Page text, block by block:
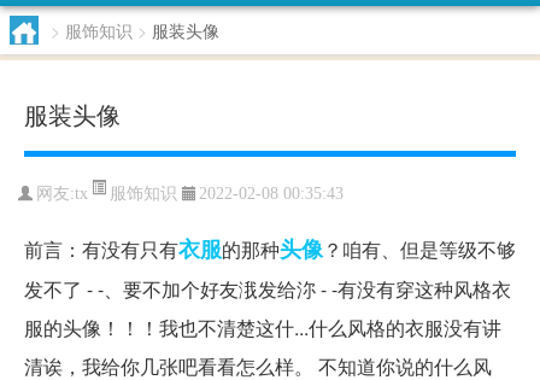
> 服饰知识 > 服装头像
服装头像
网友:tx 服饰知识 2022-02-08 00:35:43
前言：有没有只有衣服的那种头像？咱有、但是等级不够
发不了 - -、要不加个好友涐发给沵 - -有没有穿这种风格衣
服的头像！！！我也不清楚这什...什么风格的衣服没有讲
清诶，我给你几张吧看看怎么样。 不知道你说的什么风